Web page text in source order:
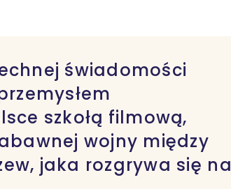
świadomości
szkołą filmową,
wojny między
jaka rozgrywa się na